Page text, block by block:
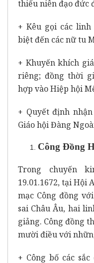
thiếu niên đạo đức
+ Kêu gọi các
biệt đến các nữ tu
+ Khuyến khích
riêng; đồng thời
hợp vào Hiệp hội
+ Quyết định
Giáo hội Đàng
Công Đồng
Trong chuyến
19.01.1672, tại Hội
mạc Công đồng
sai Châu Âu, hai
giảng. Công đồng
mười điều với
+ Công bố các